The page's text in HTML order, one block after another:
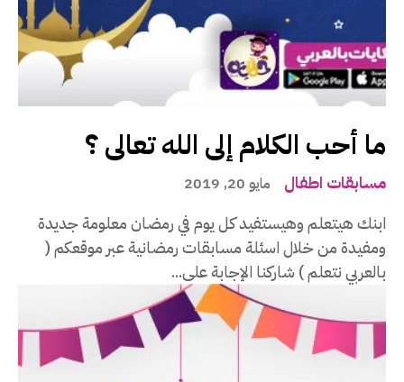
ما أحب الكلام إلى الله تعالى ؟
مسابقات اطفال مايو 20, 2019
ابنك هيتعلم وهيستفيد كل يوم في رمضان معلومة جديدة
ومفيدة من خلال اسئلة مسابقات رمضانية عبر موقعكم (
بالعربي نتعلم ) شاركنا الإجابة على...